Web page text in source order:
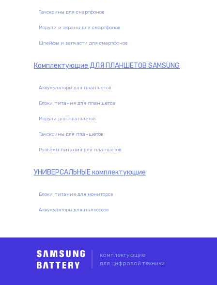
Тачскрины для смартфонов
Модули и экраны для смартфонов
Шлейфы и запчасти для смартфонов
Комплектующие ДЛЯ ПЛАНШЕТОВ SAMSUNG
Аккумуляторы для планшетов
Блоки питания для планшетов
Модули для планшетов
Тачскрины для планшетов
Разъемы питания для планшетов
УНИВЕРСАЛЬНЫЕкомплектующие
Блоки питания для мониторов
Аккумуляторы для пылесосов
комплектующие
для цифровой техники